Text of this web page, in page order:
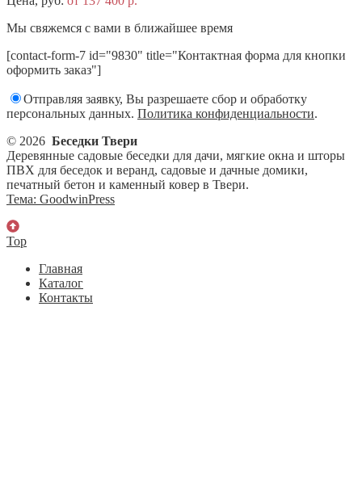
Мы свяжемся с вами в ближайшее время
[contact-form-7 id="9830" title="Контактная форма для кнопки
оформить заказ"]
Отправляя заявку, Вы разрешаете сбор и обработку
персональных данных. Политика конфиденциальности.
© 2026 Беседки Твери
Деревянные садовые беседки для дачи, мягкие окна и шторы
ПВХ для беседок и веранд, садовые и дачные домики,
печатный бетон и каменный ковер в Твери.
Тема: GoodwinPress
Top
Главная
Каталог
Контакты